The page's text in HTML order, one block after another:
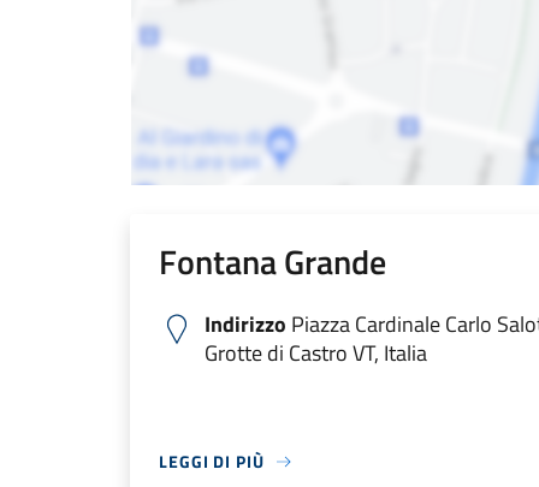
Fontana Grande
Indirizzo Piazza Cardinale Carlo
Grotte di Castro VT, Italia
LEGGI DI PIÙ